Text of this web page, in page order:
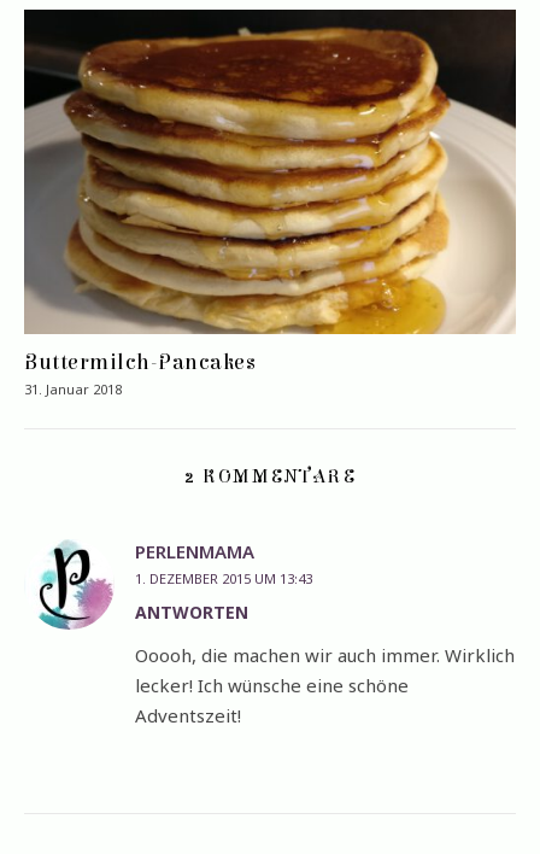
Buttermilch-Pancakes
31. Januar 2018
2 KOMMENTARE
PERLENMAMA
1. DEZEMBER 2015 UM 13:43
ANTWORTEN
Ooooh, die machen wir auch immer. Wirklich
lecker! Ich wünsche eine schöne
Adventszeit!